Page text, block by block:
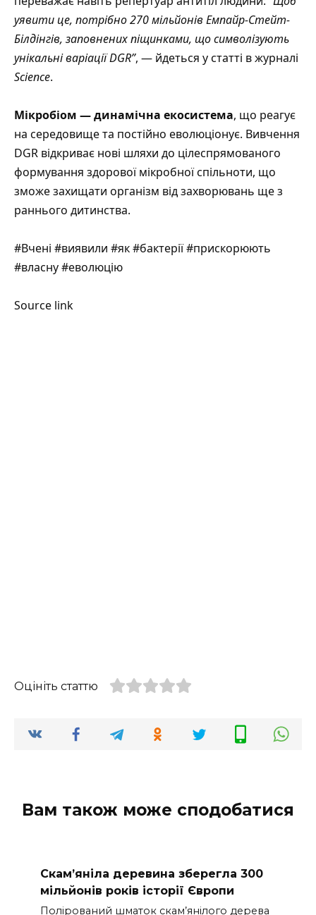
уявити це, потрібно 270 мільйонів Емпайр-Стейт-
Білдінгів, заповнених піщинками, що символізують
унікальні варіації DGR”, — йдеться у статті в журналі
Science.
Мікробіом — динамічна екосистема, що реагує
на середовище та постійно еволюціонує. Вивчення
DGR відкриває нові шляхи до цілеспрямованого
формування здорової мікробної спільноти, що
зможе захищати організм від захворювань ще з
раннього дитинства.
#Вчені #виявили #як #бактерії #прискорюють
#власну #еволюцію
Source link
Оцініть статтю
Вам також може сподобатися
Скам’яніла деревина зберегла 300
мільйонів років історії Європи
Полірований шматок скам’янілого дерева